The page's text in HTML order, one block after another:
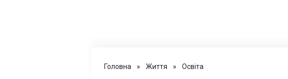
Головна » Життя » Освіта